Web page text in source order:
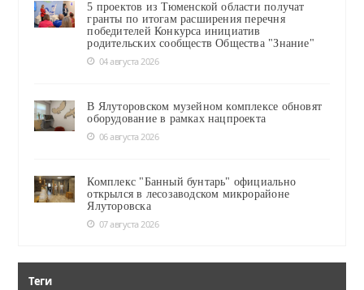
5 проектов из Тюменской области получат
гранты по итогам расширения перечня
победителей Конкурса инициатив
родительских сообществ Общества "Знание"
04 августа 2026
В Ялуторовском музейном комплексе обновят
оборудование в рамках нацпроекта
06 августа 2026
Комплекс "Банный бунтарь" официально
открылся в лесозаводском микрорайоне
Ялуторовска
07 августа 2026
Теги